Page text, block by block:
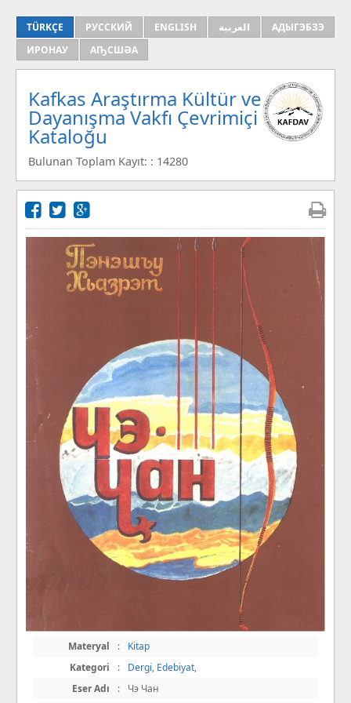
TÜRKÇE РУССКИЙ ENGLISH العربية
АДЫГЭБЗЭ
ИРОНАУ
АҦСШӘА
Kafkas Araştırma Kültür ve
Dayanışma Vakfı Çevrimiçi
Kataloğu
Bulunan Toplam Kayıt: : 14280
Materyal :
Kitap
Kategori
: Dergi, Edebiyat,
Eser Adı
:
Чэ Чан